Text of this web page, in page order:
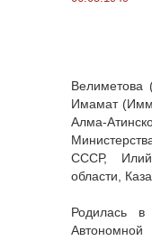
Велиметова
Имамат
Алма-
СССР,
области,
Родилась